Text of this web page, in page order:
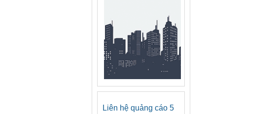
Liên hệ quảng cáo 5